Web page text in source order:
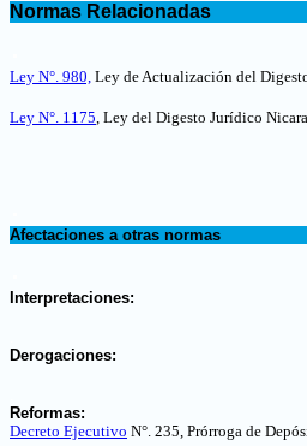
Normas Relacionadas
Ley N°. 980, Ley de Actualización del
Ley N°. 1175, Ley del Digesto Jurídico
Afectaciones a otras normas
Interpretaciones:
Derogaciones:
Reformas:
Decreto Ejecutivo N°. 235, Prórroga de